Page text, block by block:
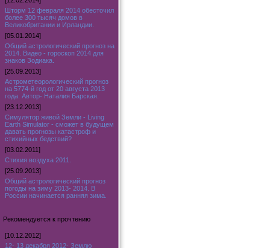
Шторм 12 февраля 2014 обесточил
более 300 тысяч домов в
Великобритании и Ирландии.
[05.01.2014]
Общий астрологический прогноз на
2014. Видео - гороскоп 2014 для
знаков Зодиака.
[25.09.2013]
Астрометеорологический прогноз
на 5774-й год от 20 августа 2013
года. Автор- Наталия Барская.
[23.12.2013]
Симулятор живой Земли - Living
Earth Simulator - сможет в будущем
давать прогнозы катастроф и
стихийных бедствий?
[03.02.2011]
Стихия воздуха 2011.
[25.09.2013]
Общий астрологический прогноз
погоды на зиму 2013- 2014. В
России начинается ранняя зима.
Рекомендуется к прочтению
[10.12.2012]
12- 13 декабря 2012- Землю